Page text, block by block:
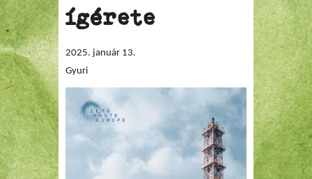
ígérete
2025. január 13.
Gyuri